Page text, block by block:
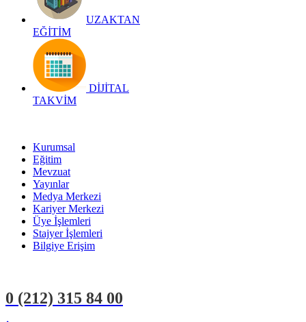
UZAKTAN
EĞİTİM
DİJİTAL
TAKVİM
Kurumsal
Eğitim
Mevzuat
Yayınlar
Medya Merkezi
Kariyer Merkezi
Üye İşlemleri
Stajyer İşlemleri
Bilgiye Erişim
0 (212) 315 84 00